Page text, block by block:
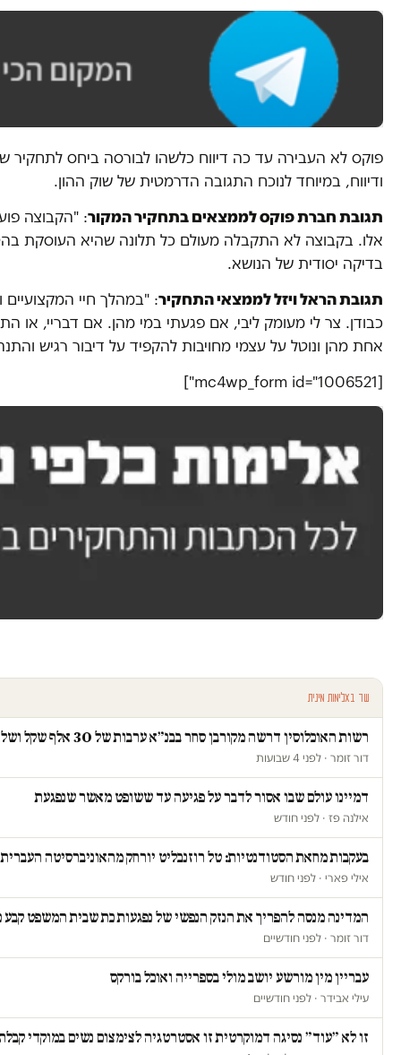
פוקס לא העבירה עד כה דיווח כלשהו לבורסה ביחס לתחקיר
ודיווח, במיוחד לנוכח התגובה הדרמטית של שוק ההון.
תגובת חברת פוקס לממצאים בתחקיר המקור: "הקבוצה
אלו. בקבוצה לא התקבלה מעולם כל תלונה שהיא העוסקת
בדיקה יסודית של הנושא.
תגובת הראל ויזל לממצאי התחקיר: "במהלך חיי
כבודן. צר לי מעומק ליבי, אם פגעתי במי מהן. אם דבריי, או
אחת מהן ונוטל על עצמי מחויבות להקפיד על דיבור רגיש
[mc4wp_form id="1006521"]
עוד באלימות מינית
רשות האוכלוסין דרשה מקורבן סחר בבנ״א ערבות של 30 אלף שקל ושלחה פקחים לבדוק אם "חזרה לזנות"
דור זומר · לפני 4 שבועות
דמיינו עולם שבו אסור לדבר על פגיעה עד ששופט מאשר שנפגעת
אילנה פז · לפני חודש
בעקבות מחאת הסטודנטיות: טל רוזנבליט יורחק מהאוניברסיטה העברית
אילי פארי · לפני חודש
המדינה מנסה להפריך את הנזק הנפשי של נפגעות כת שבית המשפט קבע
דור זומר · לפני חודשיים
עבריין מין מורשע יושב מולי בספרייה ואוכל בורקס
עילי אבידר · לפני חודשיים
זו לא ״עוד״ נסיגה דמוקרטית זו אסטרטגיה לצימצום נשים במוקדי